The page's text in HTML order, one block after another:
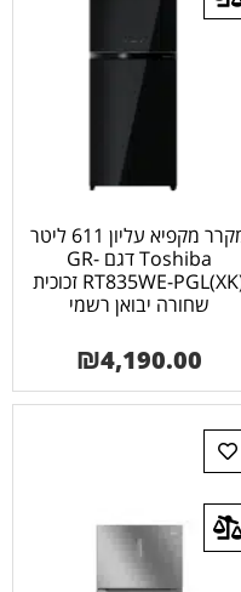
מקרר מקפיא עליון 611 ליטר
Toshiba דגם GR-
RT835WE-PGL(XK) זכוכית
שחורה יבואן רשמי
₪4,190.00